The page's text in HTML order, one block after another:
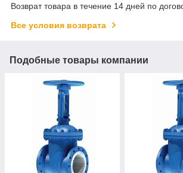
Возврат товара в течение 14 дней по
Все условия возврата
Подобные товары компании